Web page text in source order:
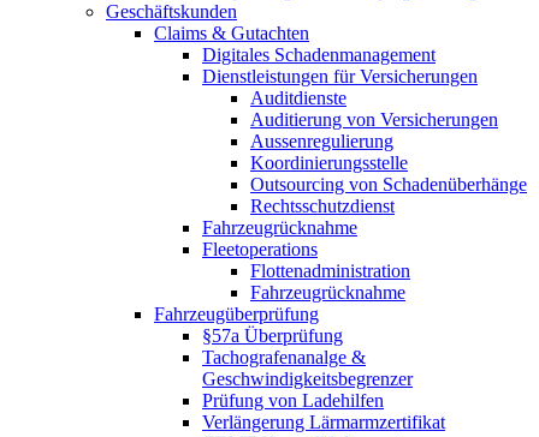
Geschäftskunden
Claims & Gutachten
Digitales Schadenmanagement
Dienstleistungen für Versicherungen
Auditdienste
Auditierung von Versicherungen
Aussenregulierung
Koordinierungsstelle
Outsourcing von Schadenüberhänge
Rechtsschutzdienst
Fahrzeugrücknahme
Fleetoperations
Flottenadministration
Fahrzeugrücknahme
Fahrzeugüberprüfung
§57a Überprüfung
Tachografenanalge &
Geschwindigkeitsbegrenzer
Prüfung von Ladehilfen
Verlängerung Lärmarmzertifikat